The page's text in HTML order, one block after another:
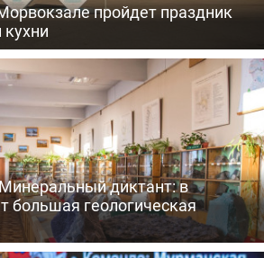
пройдет праздник
диктант: в
большая геологическая